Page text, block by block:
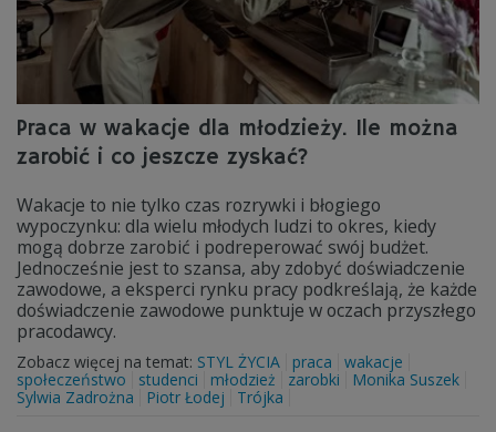
Praca w wakacje dla młodzieży. Ile można
zarobić i co jeszcze zyskać?
Wakacje to nie tylko czas rozrywki i błogiego
wypoczynku: dla wielu młodych ludzi to okres, kiedy
mogą dobrze zarobić i podreperować swój budżet.
Jednocześnie jest to szansa, aby zdobyć doświadczenie
zawodowe, a eksperci rynku pracy podkreślają, że każde
doświadczenie zawodowe punktuje w oczach przyszłego
pracodawcy.
Zobacz więcej na temat: STYL ŻYCIA praca
wakacje
społeczeństwo
studenci młodzież zarobki
Monika Suszek
Sylwia Zadrożna
Piotr Łodej Trójka